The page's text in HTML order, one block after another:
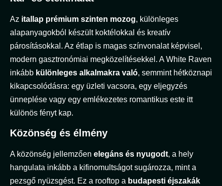
Az itallap prémium szinten mozog, különleges
alapanyagokból készült koktélokkal és kreatív
párosításokkal. Az étlap is magas színvonalat képvisel,
modern gasztronómiai megközelítésekkel. A White Raven
inkább különleges alkalmakra való, semmint hétköznapi
kikapcsolódásra: egy üzleti vacsora, egy eljegyzés
ünneplése vagy egy emlékezetes romantikus este itt
különös fényt kap.
Közönség és élmény
A közönség jellemzően elegáns és nyugodt, a hely
hangulata inkább a kifinomultságot sugározza, mint a
pezsgő nyüzsgést. Ez a rooftop a budapesti éjszakák